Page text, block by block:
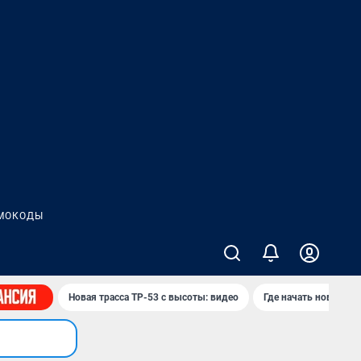
Новая трасса ТР-53 с высоты: видео Где начать новую